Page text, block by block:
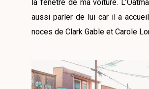
la fenêtre de ma voiture.
aussi parler de lui car ila
noces de Clark Gable et Carole